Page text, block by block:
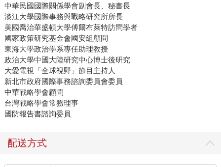
中華民國國際關係學會副會長、秘書長
淡江大學國際事務與戰略研究所所長
美國喬治華盛頓大學傅爾布萊特訪問學者
國家政策研究基金會國安組顧問
東海大學政治學系專任助理教授
政治大學中國大陸研究中心博士後研究
大愛電視「全球視野」節目主持人
新北市政府國際事務諮詢委員會委員
中華戰略學會顧問
台灣戰略學會常務理事
國防報告書諮詢委員
配送方式